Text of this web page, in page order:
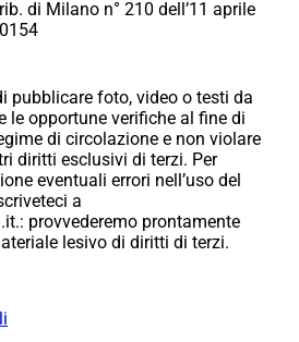
di Milano n° 210 dell’11 aprile
pubblicare foto, video o testi da
le opportune verifiche al fine di
di circolazione e non violare
diritti esclusivi di terzi. Per
eventuali errori nell’uso del
a
provvederemo prontamente
lesivo di diritti di terzi.